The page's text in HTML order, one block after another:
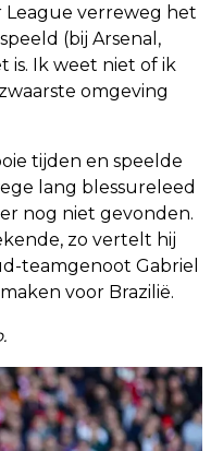
League verreweg het
(bij Arsenal,
is. Ik weet niet of ik
omgeving
tijden en speelde
lang blessureleed
nog niet gevonden.
zo vertelt hij
teamgenoot Gabriel
voor Brazilië.